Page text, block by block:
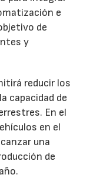
e
de
y
reducir los
capacidad de
En el
en el
una
de